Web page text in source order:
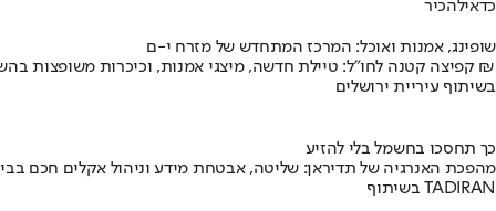
כדאילהכיר
שופינג, אמנות ואוכל: המרכז המתחדש של מזרח י-ם
קפיצה קטנה לחו"ל: טיילת חדשה, מיצגי אמנות, וכיכרות משופצות בהשקעה של 100 מיליון ₪
בשיתוף עיריית ירושלים
כך תחסכו בחשמל בלי להזיע
מהפכת האנרגיה של תדיראן: שליטה, אבטחת מידע וניהול אקלים חכם
בשיתוף TADIRAN